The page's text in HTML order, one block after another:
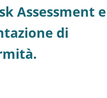
Assessment e
di